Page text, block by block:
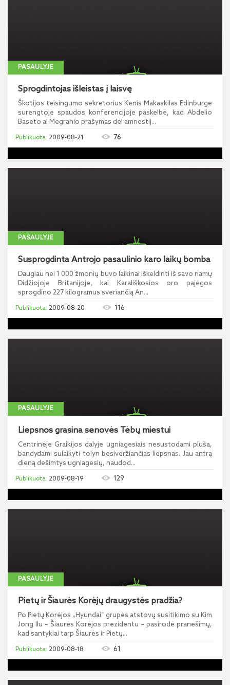
PASAULYJE
Sprogdintojas išleistas į laisvę
Škotijos teisingumo sekretorius Kenis Makaskilas Edinburge
surengtoje spaudos konferencijoje paskelbė, kad Abdelio
Baseto al Megrahio prašymas dėl amnestij...
2009-08-21 76
PASAULYJE
Susprogdinta Antrojo pasaulinio karo laikų bomba
Daugiau nei 1 000 žmonių buvo laikinai iškeldinti iš savo namų
Didžiojoje Britanijoje, kai Karališkosios oro pajėgos
sprogdino 227 kilogramus sveriančią An...
2009-08-20 116
PASAULYJE
Liepsnos grasina senovės Tėbų miestui
Centrinėje Graikijos dalyje ugniagesiais nesustodami pluša,
bandydami sulaikyti tolyn besiveržiančias liepsnas. Jau antrą
dieną dešimtys ugniagesių, naudod...
2009-08-19 129
PASAULYJE
Pietų ir Šiaurės Korėjų draugystės pradžia?
Po Pietų Korėjos „Hyundai“ grupės atstovų susitikimo su Kim
Jong Ilu – Šiaurės Korėjos prezidentu – pasirodė pranešimų,
kad santykiai tarp Šiaurės ir Pietų...
2009-08-18 61